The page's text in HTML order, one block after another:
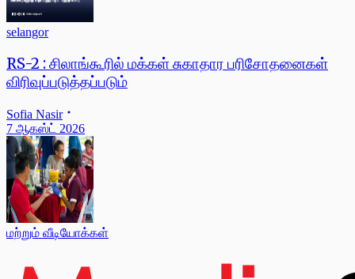
selangor
RS-2 : சிலாங்கூரில் மக்கள் சுகாதார பரிசோதனைகள்
விரிவுப்படுத்தப்படும்
Sofia Nasir
7 ஆகஸ்ட் 2026
மற்றும் வீடியோக்கள்